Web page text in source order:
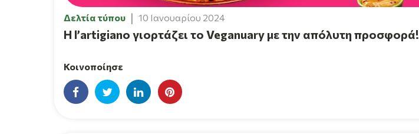
Δελτία τύπου 10 Ιανουαρίου 2024
Η l’artigiano γιορτάζει το Veganuary με την απόλυτη προσφορά!
Κοινοποίησε